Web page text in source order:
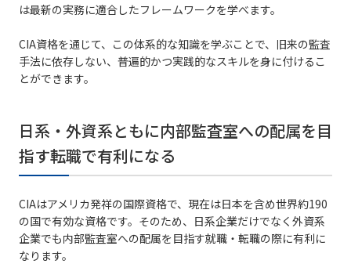
は最新の実務に適合したフレームワークを学べます。
CIA資格を通じて、この体系的な知識を学ぶことで、旧来の監査
手法に依存しない、普遍的かつ実践的なスキルを身に付けるこ
とができます。
日系・外資系ともに内部監査室への配属を目
指す転職で有利になる
CIAはアメリカ発祥の国際資格で、現在は日本を含め世界約190
の国で有効な資格です。そのため、日系企業だけでなく外資系
企業でも内部監査室への配属を目指す就職・転職の際に有利に
なります。